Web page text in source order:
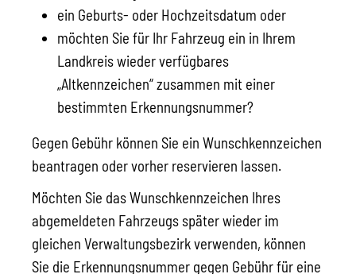
ein Geburts- oder Hochzeitsdatum oder
möchten Sie für Ihr Fahrzeug ein in Ihrem
Landkreis wieder verfügbares
„Altkennzeichen“ zusammen mit einer
bestimmten Erkennungsnummer?
Gegen Gebühr können Sie ein Wunschkennzeichen
beantragen oder vorher reservieren lassen.
Möchten Sie das Wunschkennzeichen Ihres
abgemeldeten Fahrzeugs später wieder im
gleichen Verwaltungsbezirk verwenden, können
Sie die Erkennungsnummer gegen Gebühr für eine